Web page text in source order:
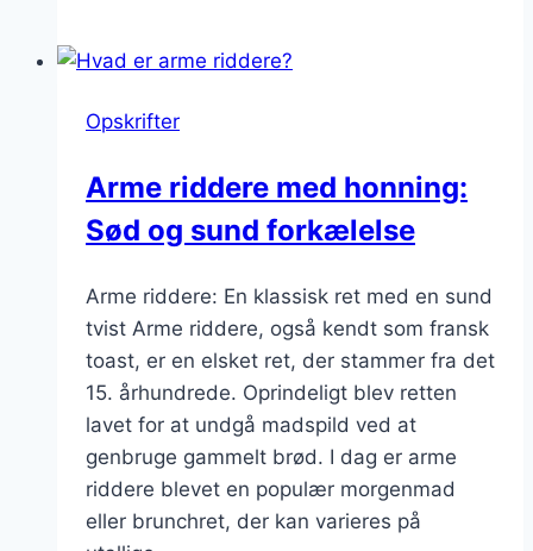
morgenmad
Opskrifter
Arme riddere med honning:
Sød og sund forkælelse
Arme riddere: En klassisk ret med en sund
tvist Arme riddere, også kendt som fransk
toast, er en elsket ret, der stammer fra det
15. århundrede. Oprindeligt blev retten
lavet for at undgå madspild ved at
genbruge gammelt brød. I dag er arme
riddere blevet en populær morgenmad
eller brunchret, der kan varieres på